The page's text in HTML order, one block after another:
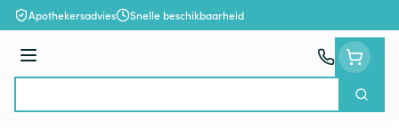
Ga naar de inhoud
Apothekersadvies Snelle beschikbaarheid
Menu
Zoek